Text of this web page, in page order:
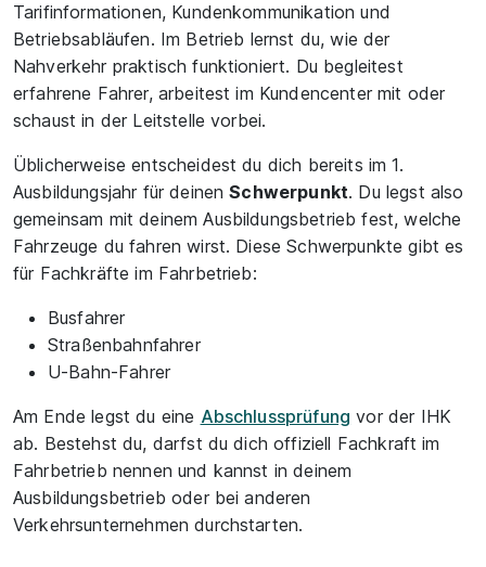
Tarifinformationen, Kundenkommunikation und
Betriebsabläufen. Im Betrieb lernst du, wie der
Nahverkehr praktisch funktioniert. Du begleitest
erfahrene Fahrer, arbeitest im Kundencenter mit oder
schaust in der Leitstelle vorbei.
Üblicherweise entscheidest du dich bereits im 1.
Ausbildungsjahr für deinenSchwerpunkt. Du legst also
gemeinsam mit deinem Ausbildungsbetrieb fest, welche
Fahrzeuge du fahren wirst. Diese Schwerpunkte gibt es
für Fachkräfte im Fahrbetrieb:
Busfahrer
Straßenbahnfahrer
U-Bahn-Fahrer
Am Ende legst du eine Abschlussprüfung vor der IHK
ab. Bestehst du, darfst du dich offiziell Fachkraft im
Fahrbetrieb nennen und kannst in deinem
Ausbildungsbetrieb oder bei anderen
Verkehrsunternehmen durchstarten.